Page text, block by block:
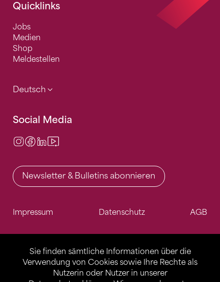
Sie finden sämtliche Informationen über die
Verwendung von Cookies sowie Ihre Rechte als
Nutzerin oder Nutzer in unserer
Quicklinks
Jobs
Medien
Shop
Meldestellen
Deutsch
Social Media
Instagram
Facebook
LinkedIn
Newsletter & Bulletins abonnieren
Impressum Datenschutz AGB